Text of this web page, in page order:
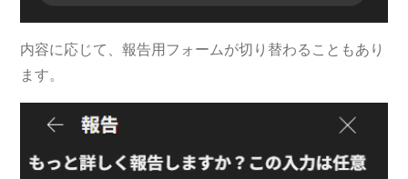
内容に応じて、報告用フォームが切り替わることもあり
ます。